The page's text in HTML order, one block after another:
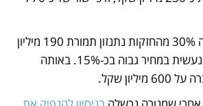
שקל.